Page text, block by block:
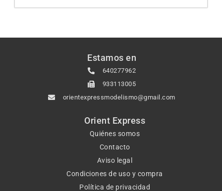
Estamos en
640277962
933113005
orientexpressmodelismo@gmail.com
Orient Express
Quiénes somos
Contacto
Aviso legal
Condiciones de uso y compra
Política de privacidad